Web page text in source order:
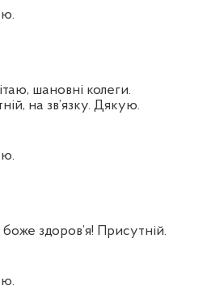
шановні колеги.
на зв’язку. Дякую.
здоров’я! Присутній.